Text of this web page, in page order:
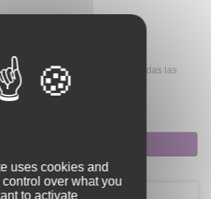
si quieres mantenerte al día de todas las
uses cookies and
over what you
to activate